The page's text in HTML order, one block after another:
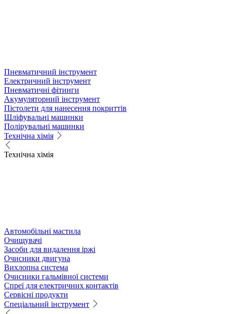
Пневматичний інструмент
Електричний інструмент
Пневматичні фітинги
Акумуляторний інструмент
Пістолети для нанесення покриттів
Шліфувальні машинки
Полірувальні машинки
Технічна хімія
Технічна хімія
Автомобільні мастила
Очищувачі
Засоби для видалення іржі
Очисники двигуна
Вихлопна система
Очисники гальмівної системи
Спреї для електричних контактів
Сервісні продукти
Спеціальний інструмент